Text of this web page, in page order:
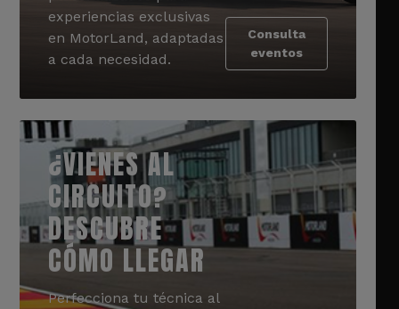
experiencias exclusivas
en MotorLand, adaptadas
a cada necesidad.
Consulta
eventos
¿VIENES AL
CIRCUITO?
DESCUBRE
CÓMO LLEGAR
Perfecciona tu técnica al